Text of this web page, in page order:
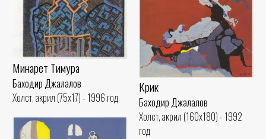
Минарет Тимура
Баходир Джалалов
Холст, акрил (75x17) - 1996 год
Крик
Баходир Джалалов
Холст, акрил (160x180) - 1992
год